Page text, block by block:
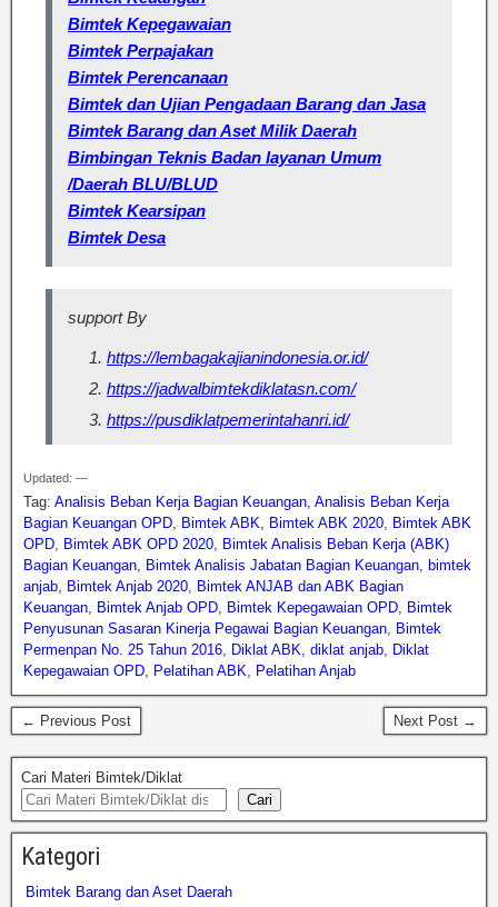
Bimtek Kepegawaian
Bimtek Perpajakan
Bimtek Perencanaan
Bimtek dan Ujian Pengadaan Barang dan Jasa
Bimtek Barang dan Aset Milik Daerah
Bimbingan Teknis Badan layanan Umum
/Daerah BLU/BLUD
Bimtek Kearsipan
Bimtek Desa
support By
https://lembagakajianindonesia.or.id/
https://jadwalbimtekdiklatasn.com/
https://pusdiklatpemerintahanri.id/
Updated: —
Tag: Analisis Beban Kerja Bagian Keuangan, Analisis Beban Kerja
Bagian Keuangan OPD, Bimtek ABK, Bimtek ABK 2020, Bimtek ABK
OPD, Bimtek ABK OPD 2020, Bimtek Analisis Beban Kerja (ABK)
Bagian Keuangan, Bimtek Analisis Jabatan Bagian Keuangan, bimtek
anjab, Bimtek Anjab 2020, Bimtek ANJAB dan ABK Bagian
Keuangan, Bimtek Anjab OPD, Bimtek Kepegawaian OPD, Bimtek
Penyusunan Sasaran Kinerja Pegawai Bagian Keuangan, Bimtek
Permenpan No. 25 Tahun 2016, Diklat ABK, diklat anjab, Diklat
Kepegawaian OPD, Pelatihan ABK, Pelatihan Anjab
← Previous Post Next Post →
Cari Materi Bimtek/Diklat
Cari
Kategori
Bimtek Barang dan Aset Daerah